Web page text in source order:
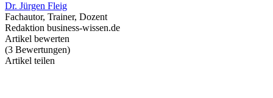
Dr. Jürgen Fleig
Fachautor, Trainer, Dozent
Redaktion business-wissen.de
Artikel bewerten
(3 Bewertungen)
Artikel teilen